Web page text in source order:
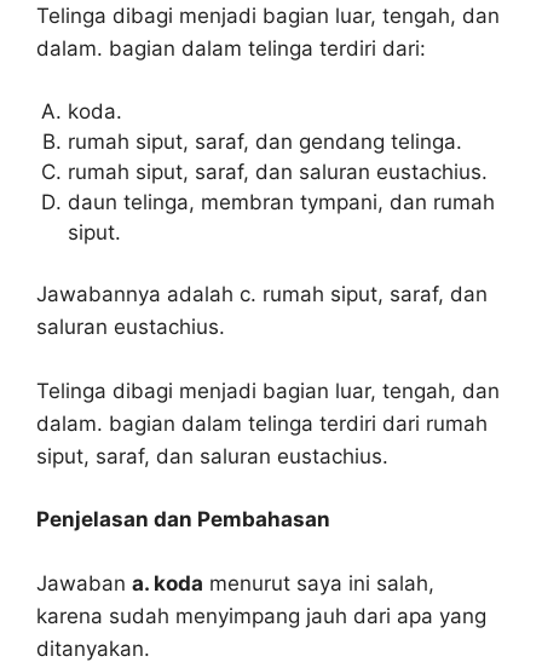
Telinga dibagi menjadi bagian luar, tengah, dan
dalam. bagian dalam telinga terdiri dari:
koda.
rumah siput, saraf, dan gendang telinga.
rumah siput, saraf, dan saluran eustachius.
daun telinga, membran tympani, dan rumah
siput.
Jawabannya adalah c. rumah siput, saraf, dan
saluran eustachius.
Telinga dibagi menjadi bagian luar, tengah, dan
dalam. bagian dalam telinga terdiri dari rumah
siput, saraf, dan saluran eustachius.
Penjelasan dan Pembahasan
Jawaban a. koda menurut saya ini salah,
karena sudah menyimpang jauh dari apa yang
ditanyakan.